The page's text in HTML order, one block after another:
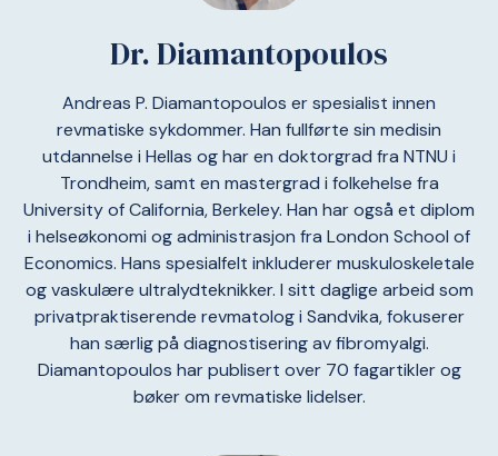
Dr. Diamantopoulos
Andreas P. Diamantopoulos er spesialist innen
revmatiske sykdommer. Han fullførte sin medisin
utdannelse i Hellas og har en doktorgrad fra NTNU i
Trondheim, samt en mastergrad i folkehelse fra
University of California, Berkeley. Han har også et diplom
i helseøkonomi og administrasjon fra London School of
Economics. Hans spesialfelt inkluderer muskuloskeletale
og vaskulære ultralydteknikker. I sitt daglige arbeid som
privatpraktiserende revmatolog i Sandvika, fokuserer
han særlig på diagnostisering av fibromyalgi.
Diamantopoulos har publisert over 70 fagartikler og
bøker om revmatiske lidelser.